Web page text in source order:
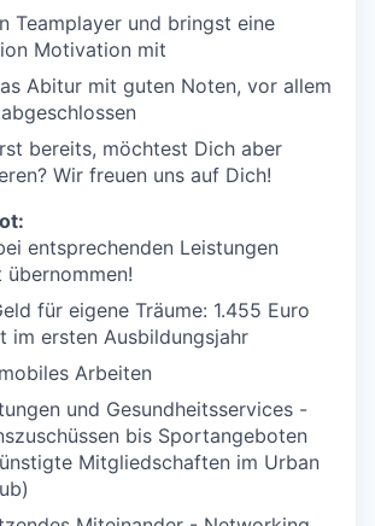
Teamplayer und bringst eine
Motivation mit
Abitur mit guten Noten, vor allem
bereits, möchtest Dich aber
Wir freuen uns auf Dich!
entsprechenden Leistungen
für eigene Träume: 1.455 Euro
im ersten Ausbildungsjahr
Arbeiten
und Gesundheitsservices -
bis Sportangeboten
Mitgliedschaften im Urban